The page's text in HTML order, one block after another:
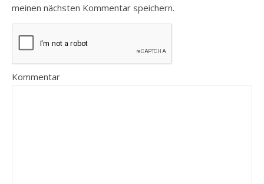
meinen nächsten Kommentar speichern.
Kommentar